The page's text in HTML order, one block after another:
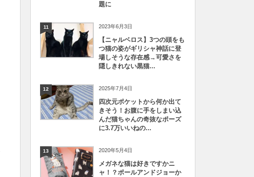
題に
11 2023年6月3日
【ニャルベロス】3つの頭をも
つ猫の姿がギリシャ神話に登
場しそうな存在感→可愛さを
隠しきれない黒猫...
12 2025年7月4日
四次元ポケットから何か出て
きそう！お腹に手をしまい込
んだ猫ちゃんの奇抜なポーズ
に3.7万いいねの...
13 2020年5月4日
メガネな猫は好きですかニ
ャ！？ポールアンドジョーか